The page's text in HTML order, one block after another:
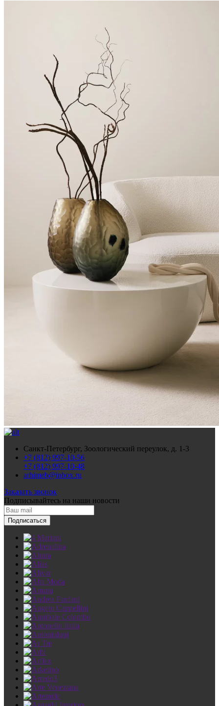
Санкт-Петербург, Зоологический переулок, д. 1-3
+7 (812) 997-10-56
+7 (812) 997-10-48
arhimeb@inbox.ru
Заказать звонок
Подписывайтесь на наши новости